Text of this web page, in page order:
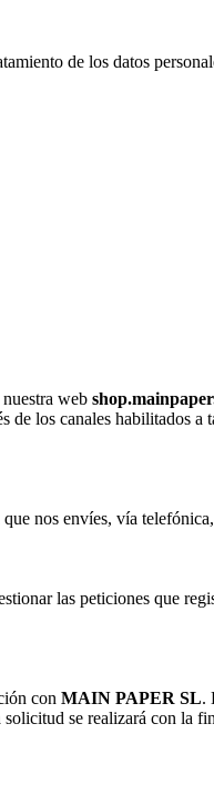
de los datos
web
los canales habilitados
nos envíes, vía
las peticiones que
con MAIN PAPER SL.
se realizará con la